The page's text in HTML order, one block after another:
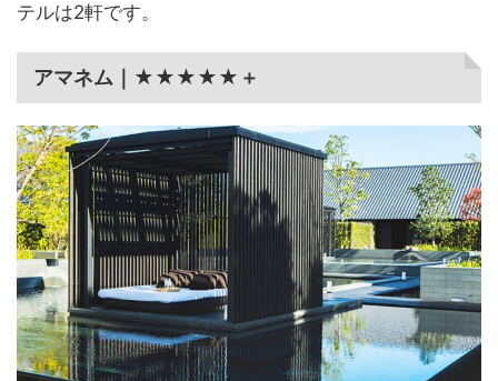
テルは2軒です。
アマネム｜★★★★★＋